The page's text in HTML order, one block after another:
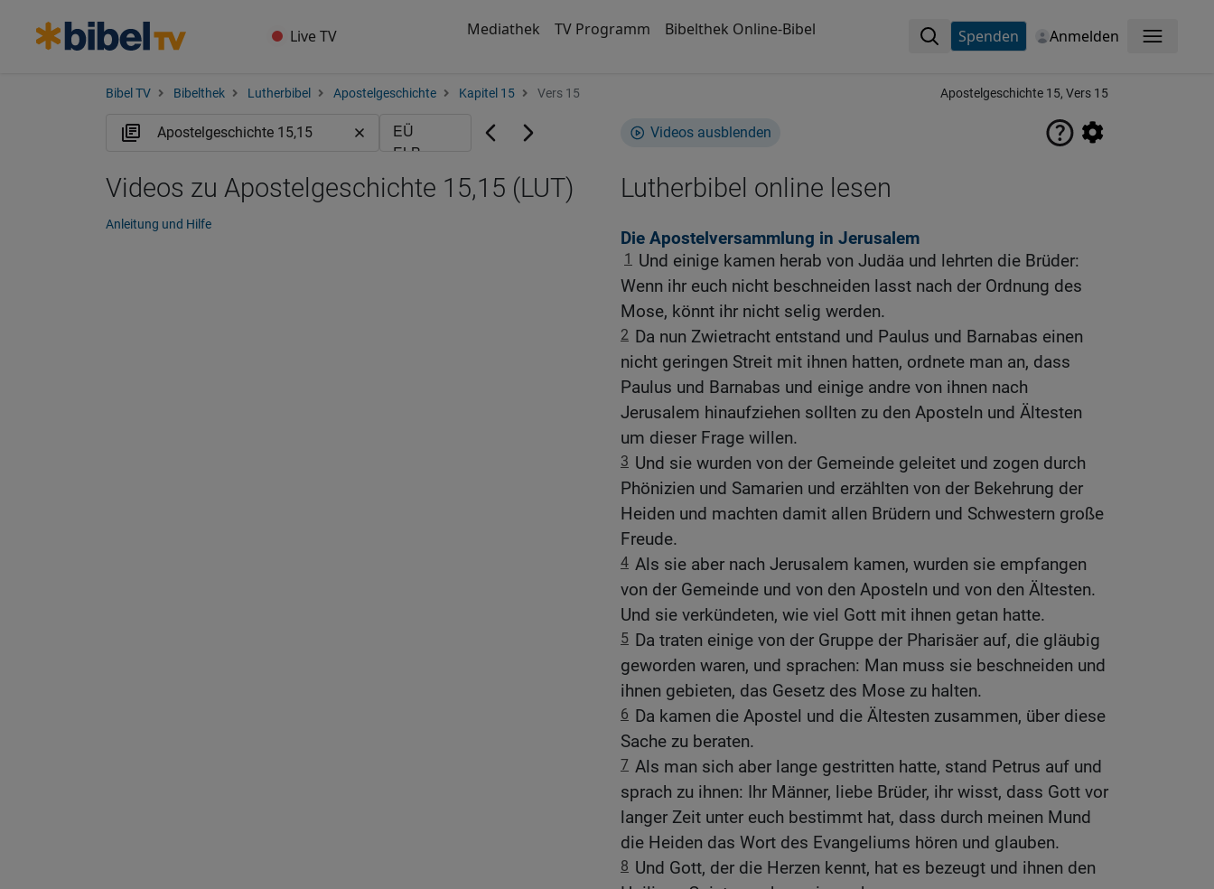
Live TV Mediathek TV Programm Bibelthek Online-Bibel Spenden Anmelden Menü
Bibel TV Bibelthek Lutherbibel Apostelgeschichte Kapitel 15 Vers 15 Apostelgeschichte 15, Vers 15
Videos ausblenden
Lutherbibel online lesen
Die Apostelversammlung in Jerusalem
1
Und einige kamen herab von Judäa und lehrten die Brüder:
Wenn ihr euch nicht beschneiden lasst nach der Ordnung des
Mose, könnt ihr nicht selig werden.
2 Da nun Zwietracht entstand und Paulus und Barnabas einen
nicht geringen Streit mit ihnen hatten, ordnete man an, dass
Paulus und Barnabas und einige andre von ihnen nach
Jerusalem hinaufziehen sollten zu den Aposteln und Ältesten
um dieser Frage willen.
3 Und sie wurden von der Gemeinde geleitet und zogen durch
Phönizien und Samarien und erzählten von der Bekehrung der
Heiden und machten damit allen Brüdern und Schwestern große
Freude.
4 Als sie aber nach Jerusalem kamen, wurden sie empfangen
von der Gemeinde und von den Aposteln und von den Ältesten.
Und sie verkündeten, wie viel Gott mit ihnen getan hatte.
5 Da traten einige von der Gruppe der Pharisäer auf, die gläubig
geworden waren, und sprachen: Man muss sie beschneiden und
ihnen gebieten, das Gesetz des Mose zu halten.
6 Da kamen die Apostel und die Ältesten zusammen, über diese
Sache zu beraten.
7 Als man sich aber lange gestritten hatte, stand Petrus auf und
sprach zu ihnen: Ihr Männer, liebe Brüder, ihr wisst, dass Gott vor
langer Zeit unter euch bestimmt hat, dass durch meinen Mund
die Heiden das Wort des Evangeliums hören und glauben.
8 Und Gott, der die Herzen kennt, hat es bezeugt und ihnen den
Videos zu Apostelgeschichte 15,15 (LUT)
Anleitung und Hilfe